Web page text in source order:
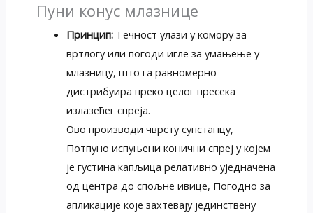
Пуни конус млазнице
Принцип: Течност улази у комору за
вртлогу или погоди игле за умањење у
млазницу, што га равномерно
дистрибуира преко целог пресека
излазећег спреја.
Ово производи чврсту супстанцу,
Потпуно испуњени конични спреј у којем
је густина капљица релативно уједначена
од центра до спољне ивице, Погодно за
апликације које захтевају јединствену